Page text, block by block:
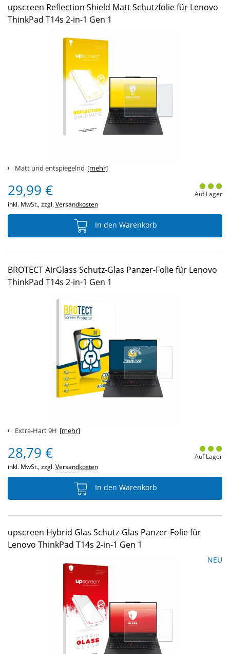
upscreen Reflection Shield Matt Schutzfolie für Lenovo
ThinkPad T14s 2-in-1 Gen 1
Matt und entspiegelnd [mehr]
29,99 €
inkl. MwSt., zzgl.Versandkosten
Auf Lager
In den Warenkorb
BROTECT AirGlass Schutz-Glas Panzer-Folie für Lenovo
ThinkPad T14s 2-in-1 Gen 1
Extra-Hart 9H [mehr]
28,79 €
inkl. MwSt., zzgl.Versandkosten
Auf Lager
In den Warenkorb
upscreen Hybrid Glas Schutz-Glas Panzer-Folie für
Lenovo ThinkPad T14s 2-in-1 Gen 1
NEU